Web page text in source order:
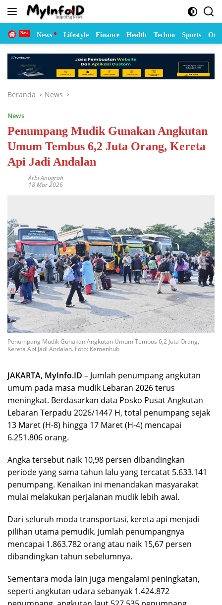
Langsung
Home News Lifestyle Finance Health Techno Sports
Beranda News
News
Penumpang Mudik Gunakan Angkutan
Umum Tembus 6,2 Juta Orang, Kereta
Api Jadi Andalan
Arbi Anugrah
18 Mar 2026
Penumpang Mudik Gunakan Angkutan Umum Tembus 6,2 Juta Orang,
Kereta Api Jadi Andalan. Foto: Kemenhub
JAKARTA, MyInfo.ID – Jumlah penumpang angkutan
umum pada masa mudik Lebaran 2026 terus
meningkat. Berdasarkan data Posko Pusat Angkutan
Lebaran Terpadu 2026/1447 H, total penumpang sejak
13 Maret (H-8) hingga 17 Maret (H-4) mencapai
6.251.806 orang.
Angka tersebut naik 10,98 persen dibandingkan
periode yang sama tahun lalu yang tercatat 5.633.141
penumpang. Kenaikan ini menandakan masyarakat
mulai melakukan perjalanan mudik lebih awal.
Dari seluruh moda transportasi, kereta api menjadi
pilihan utama pemudik. Jumlah penumpangnya
mencapai 1.863.782 orang atau naik 15,67 persen
dibandingkan tahun sebelumnya.
Sementara moda lain juga mengalami peningkatan,
seperti angkutan udara sebanyak 1.424.872